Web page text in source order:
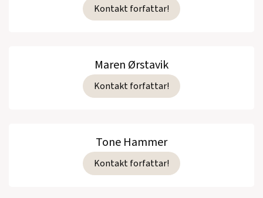
Kontakt forfattar!
Maren Ørstavik
Kontakt forfattar!
Tone Hammer
Kontakt forfattar!